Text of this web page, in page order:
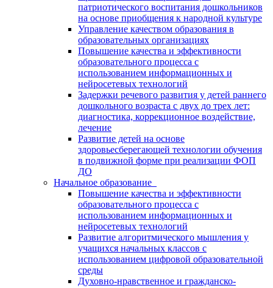
патриотического воспитания дошкольников
на основе приобщения к народной культуре
Управление качеством образования в
образовательных организациях
Повышение качества и эффективности
образовательного процесса с
использованием информационных и
нейросетевых технологий
Задержки речевого развития у детей раннего
дошкольного возраста с двух до трех лет:
диагностика, коррекционное воздействие,
лечение
Развитие детей на основе
здоровьесберегающей технологии обучения
в подвижной форме при реализации ФОП
ДО
Начальное образование
Повышение качества и эффективности
образовательного процесса с
использованием информационных и
нейросетевых технологий
Развитие алгоритмического мышления у
учащихся начальных классов с
использованием цифровой образовательной
среды
Духовно-нравственное и гражданско-